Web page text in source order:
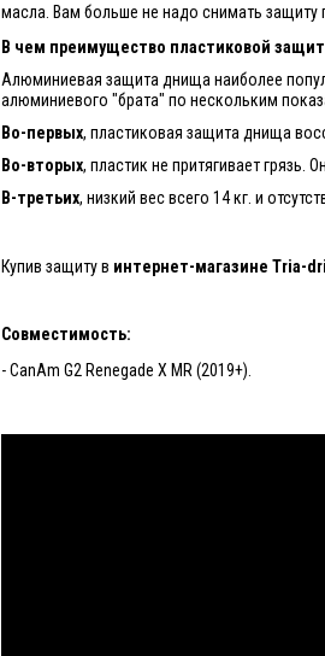
масла. Вам больше не надо снимать защиту
В чем преимущество пластиковой
Алюминиевая защита днища наиболее
алюминиевого "брата" по нескольким
Во-первых, пластиковая защита днища
Во-вторых, пластик не притягивает грязь.
В-третьих, низкий вес всего 14 кг. и
Купив защиту в интернет-магазине Tria-
Совместимость:
- CanAm G2 Renegade X MR (2019+).